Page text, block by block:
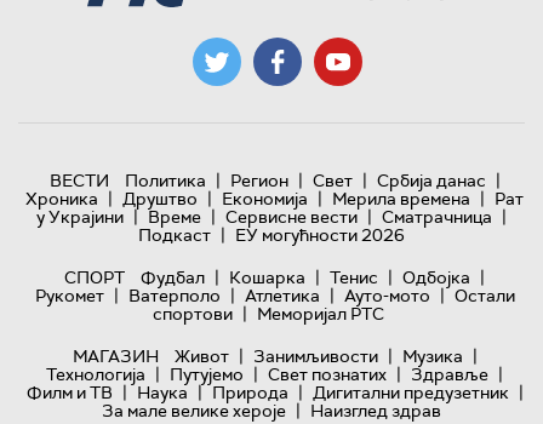
ВЕСТИ Политика | Регион | Свет | Србија данас |
Хроника | Друштво | Економија | Мерила времена | Рат
у Украјини | Време | Сервисне вести | Сматрачница |
Подкаст | ЕУ могућности 2026
СПОРТ
Фудбал | Кошарка | Тенис | Одбојка |
Рукомет | Ватерполо | Атлетика | Ауто-мото | Остали
спортови | Меморијал РТС
МАГАЗИН
Живот | Занимљивости | Музика |
Технологијa | Путујемо | Свет познатих | Здравље |
Филм и ТВ | Наука | Природа | Дигитални предузетник |
За мале велике хероје | Наизглед здрав